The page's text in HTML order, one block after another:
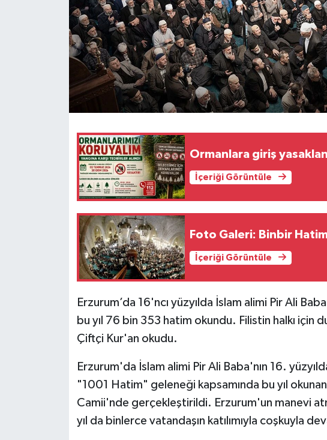
Ormanlara giriş
İçeriği Görüntüle
Foto Galeri:
İçeriği Görüntüle
Erzurum’da 16'ncı yüzyılda İslam alimi Pir Ali
bu yıl 76 bin 353 hatim okundu. Filistin halkı için
Çiftçi Kur'an okudu.
Erzurum'da İslam alimi Pir Ali Baba'nın 16.
"1001 Hatim" geleneği kapsamında bu yıl
Camii'nde gerçekleştirildi. Erzurum'un manevi
yıl da binlerce vatandaşın katılımıyla coşkuyla
Politika